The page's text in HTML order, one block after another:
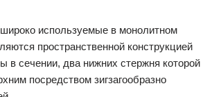
используемые в монолитном
пространственной конструкцией
в сечении, два нижних стержня которой
посредством зигзагообразно